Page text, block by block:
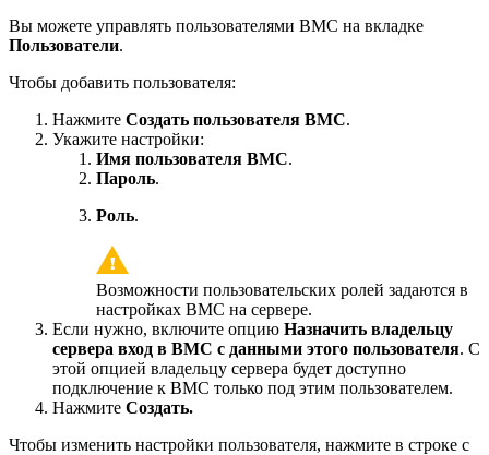
Вы можете управлять пользователями BMC на вкладке
Пользователи.
Чтобы добавить пользователя:
Нажмите Создать пользователя BMC.
Укажите настройки:
Имя пользователя BMC.
Пароль.
Роль.
Возможности пользовательских ролей задаются в
настройках BMC на сервере.
Если нужно, включите опцию Назначить владельцу
сервера вход в BMC с данными этого пользователя. С
этой опцией владельцу сервера будет доступно
подключение к BMC только под этим пользователем.
Нажмите Создать.
Чтобы изменить настройки пользователя, нажмите в строке с